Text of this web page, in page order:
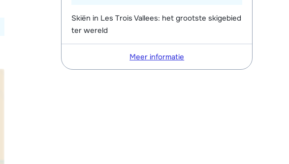
Skiën in Les Trois Vallees: het grootste skigebied
ter wereld
Meer informatie